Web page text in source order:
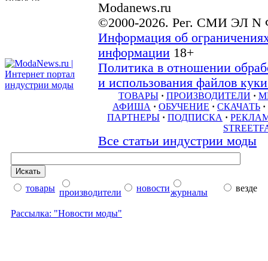
Modanews.ru
©2000-2026. Рег. СМИ ЭЛ N
Информация об
информации 18+
Политика в отношении
и использования файлов
ТОВАРЫ · ПРОИЗВОДИТЕЛИ ·
АФИША · ОБУЧЕНИЕ · СКАЧАТЬ ·
ПАРТНЕРЫ · ПОДПИСКА ·
Все статьи индустрии моды
Рассылка: "Новости моды"